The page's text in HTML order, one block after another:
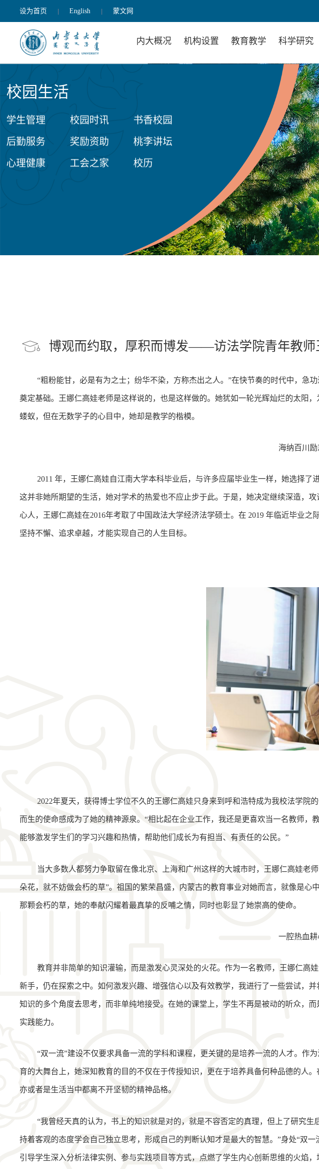
设为首页 | English | 蒙文网
内大概况 机构设置 教育教学 科学研究
校园生活
学生管理 校园时讯
书香校园
后勤服务
奖励资助
桃李讲坛
心理健康
工会之家 校历
博观而约取，厚积而博发——访法学院青年教师
“粗粉能甘，必是有为之士；纷华不染，方称杰出之人。”在快节奏的时代中，急
奠定基础。王娜仁高娃老师是这样说的，也是这样做的。她犹如一轮光辉灿烂的太阳
蝼蚁，但在无数学子的心目中，她却是教学的楷模。
海纳百川
2011 年，王娜仁高娃自江南大学本科毕业后，与许多应届毕业生一样，她选择
这并非她所期望的生活，她对学术的热爱也不应止步于此。于是，她决定继续深造，
心人，王娜仁高娃在2016年考取了中国政法大学经济法学硕士。在 2019 年临近毕业
坚持不懈、追求卓越，才能实现自己的人生目标。
2022年夏天，获得博士学位不久的王娜仁高娃只身来到呼和浩特成为我校法学
而生的使命感成为了她的精神源泉。“相比起在企业工作，我还是更喜欢当一名教师
能够激发学生们的学习兴趣和热情，帮助他们成长为有担当、有责任的公民。”
当大多数人都努力争取留在像北京、上海和广州这样的大城市时，王娜仁高娃老
朵花，就不妨做会朽的草”。祖国的繁荣昌盛，内蒙古的教育事业对她而言，就像是
那颗会朽的草，她的奉献闪耀着最真挚的反哺之情，同时也彰显了她崇高的使命。
一腔热血
教育并非简单的知识灌输，而是激发心灵深处的火花。作为一名教师，王娜仁高
新手，仍在探索之中。如何激发兴趣、增强信心以及有效教学，我进行了一些尝试，
知识的多个角度去思考，而非单纯地接受。在她的课堂上，学生不再是被动的听众，
实践能力。
“双一流”建设不仅要求具备一流的学科和课程，更关键的是培养一流的人才。作
育的大舞台上，她深知教育的目的不仅在于传授知识，更在于培养具备何种品德的人
亦或者是生活当中都离不开坚韧的精神品格。
“我曾经天真的认为，书上的知识就是对的，就是不容否定的真理，但上了研究
持着客观的态度学会自己独立思考，形成自己的判断认知才是最大的智慧。”身处“双
引导学生深入分析法律实例、参与实践项目等方式，点燃了学生内心创新思维的火焰